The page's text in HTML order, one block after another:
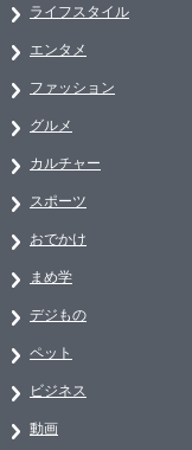
ライフスタイル
エンタメ
ファッション
グルメ
カルチャー
スポーツ
おでかけ
まめ学
デジもの
ペット
ビジネス
動画